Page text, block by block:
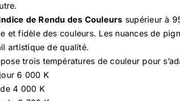
de Rendu des Couleurs supérieur à
et fidèle des couleurs. Les nuances de
artistique de qualité.
trois températures de couleur pour
6 000 K
4 000 K